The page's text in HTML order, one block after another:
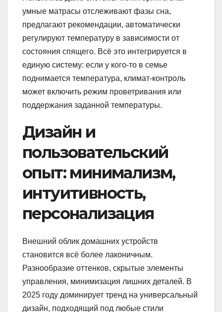
умные матрасы отслеживают фазы сна,
предлагают рекомендации, автоматически
регулируют температуру в зависимости от
состояния спящего. Всё это интегрируется в
единую систему: если у кого-то в семье
поднимается температура, климат-контроль
может включить режим проветривания или
поддержания заданной температуры.
Дизайн и
пользовательский
опыт: минимализм,
интуитивность,
персонализация
Внешний облик домашних устройств
становится всё более лаконичным.
Разнообразие оттенков, скрытые элементы
управления, минимизация лишних деталей. В
2025 году доминирует тренд на универсальный
дизайн, подходящий под любые стили